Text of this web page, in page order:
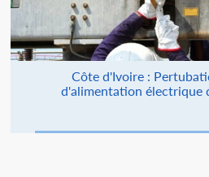
Côte d'Ivoire :
d'alimentation électrique